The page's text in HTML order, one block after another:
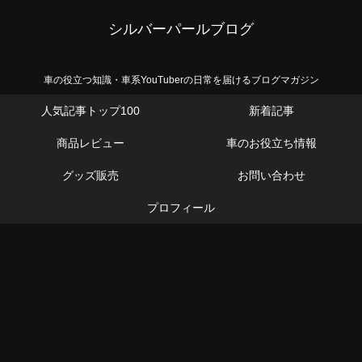
シルバーパールブログ
車の役立つ知識・車系YouTuberの日常を届けるブログマガジン
人気記事トップ100 新着記事
商品レビュー 車のお役立ち情報
グッズ販売 お問い合わせ
プロフィール